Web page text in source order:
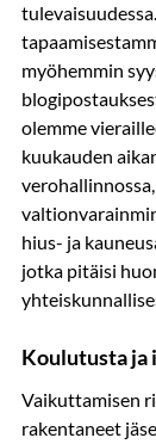
myöhemmin
olemme
kuukauden
hius- ja
jotka pitäisi
Koulutusta ja
Vaikuttamisen
rakentaneet